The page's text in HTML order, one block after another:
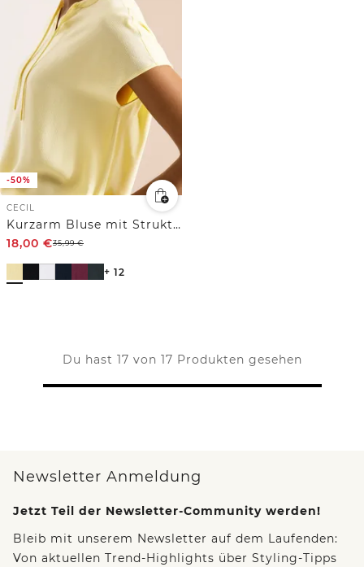
-50%
CECIL
Kurzarm Bluse mit Strukturmix
18,00 €35,99€
+ 12
Du hast 17 von 17 Produkten gesehen
Newsletter Anmeldung
Jetzt Teil der Newsletter-Community werden!
Bleib mit unserem Newsletter auf dem Laufenden:
Von aktuellen Trend-Highlights über Styling-Tipps